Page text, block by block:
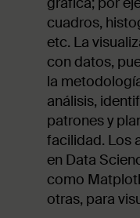
cuadros,
etc. La
con datos,
la
análisis,
patrones y
facilidad. Los
en Data
como
otras, para